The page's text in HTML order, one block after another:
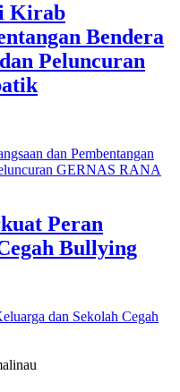
Kirab
Bendera
Peluncuran
Peran
Bullying